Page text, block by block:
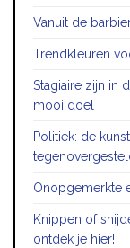
Vanuit de
Trendkleuren
Stagiaire zijn in
mooi doel
Politiek: de
Onopgemerkte
Knippen of
ontdek je hier!